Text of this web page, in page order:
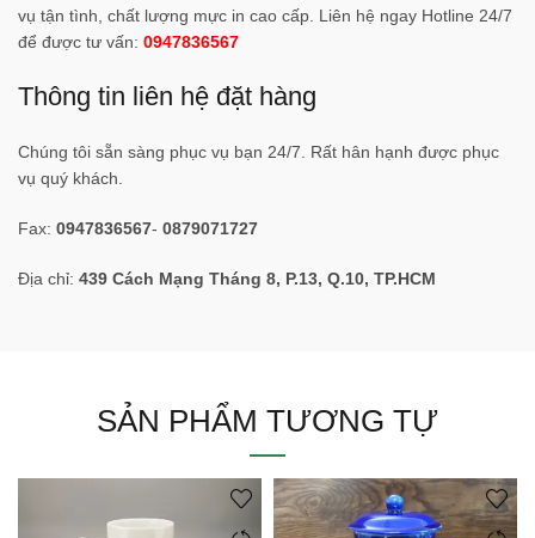
vụ tận tình, chất lượng mực in cao cấp. Liên hệ ngay Hotline 24/7
để được tư vấn: 0947836567
Thông tin liên hệ đặt hàng
Chúng tôi sẵn sàng phục vụ bạn 24/7. Rất hân hạnh được phục
vụ quý khách.
Fax: 0947836567- 0879071727
Địa chỉ: 439 Cách Mạng Tháng 8, P.13, Q.10, TP.HCM
SẢN PHẨM TƯƠNG TỰ